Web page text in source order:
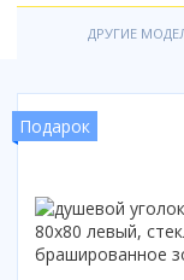
Смотреть все
С
С распашной
Высота
Высокие
ДРУГИЕ
Подарок